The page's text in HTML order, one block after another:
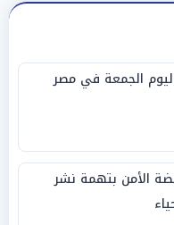
الجمعة في مصر
الأمن بتهمة نشر